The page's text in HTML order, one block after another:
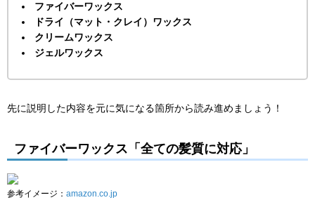
ファイバーワックス
ドライ（マット・クレイ）ワックス
クリームワックス
ジェルワックス
先に説明した内容を元に気になる箇所から読み進めましょう！
ファイバーワックス「全ての髪質に対応」
参考イメージ： amazon.co.jp